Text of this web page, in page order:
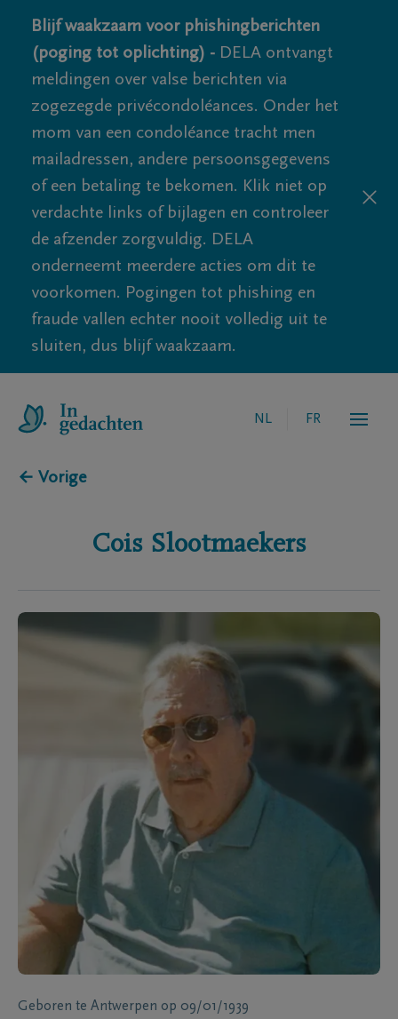
Blijf waakzaam voor phishingberichten
(poging tot oplichting) - DELA ontvangt
meldingen over valse berichten via
zogezegde privécondoléances. Onder het
mom van een condoléance tracht men
mailadressen, andere persoonsgegevens
of een betaling te bekomen. Klik niet op
verdachte links of bijlagen en controleer
de afzender zorgvuldig. DELA
onderneemt meerdere acties om dit te
voorkomen. Pogingen tot phishing en
fraude vallen echter nooit volledig uit te
sluiten, dus blijf waakzaam.
NL FR
← Vorige
Cois Slootmaekers
Geboren te Antwerpen op 09/01/1939